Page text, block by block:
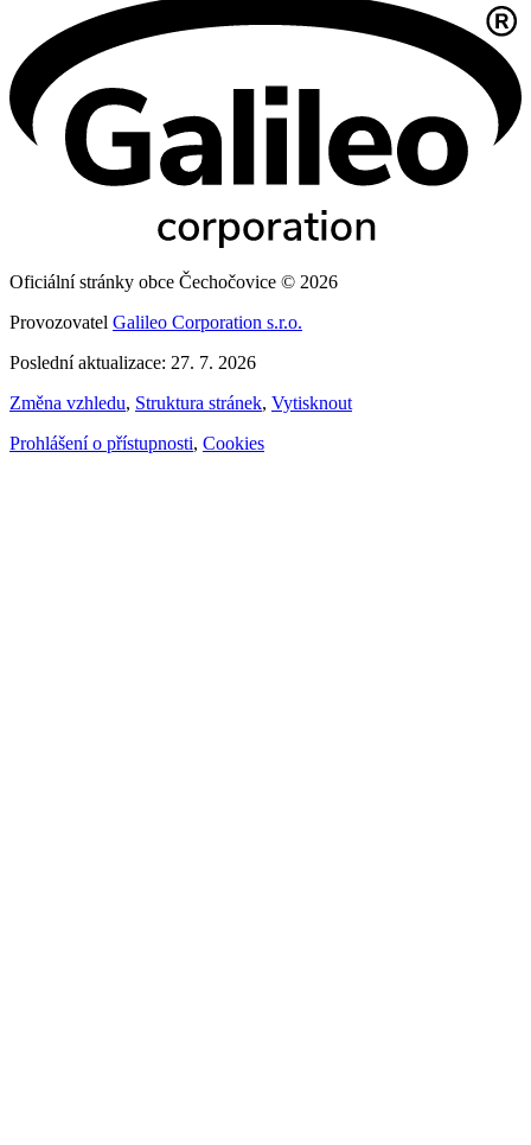
Oficiální stránky obce Čechočovice © 2026
Provozovatel Galileo Corporation s.r.o.
Poslední aktualizace: 27. 7. 2026
Změna vzhledu, Struktura stránek, Vytisknout
Prohlášení o přístupnosti, Cookies